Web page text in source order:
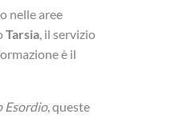
nelle aree
Tarsia, il servizio
è il
Esordio, queste